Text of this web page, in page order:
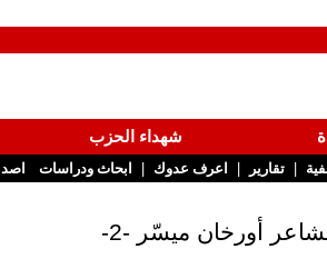
شهداء الحزب
| تقارير | اعرف عدوك | ابحاث ودراسات
أورخان ميسّر -2-